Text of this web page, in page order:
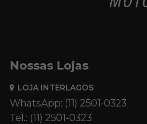
Nossas Lojas
LOJA INTERLAGOS
WhatsApp: (11) 2501-0323
Tel.: (11) 2501-0323